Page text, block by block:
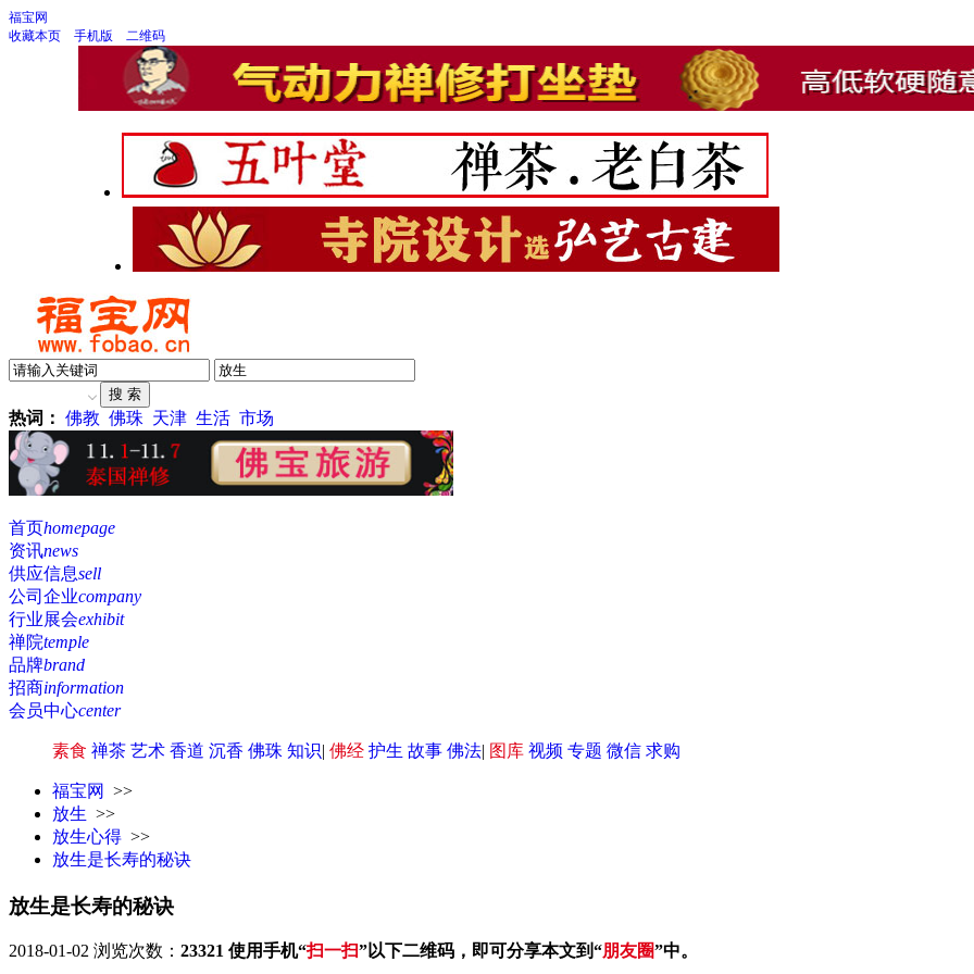
福宝网
收藏本页
手机版 二维码
热词： 佛教 佛珠 天津 生活 市场
首页homepage
资讯news
供应信息sell
公司企业company
行业展会exhibit
禅院temple
品牌brand
招商information
会员中心center
素食 禅茶 艺术 香道 沉香 佛珠 知识| 佛经 护生 故事 佛法| 图库 视频 专题 微信 求购
福宝网
>>
放生 >>
放生心得 >>
放生是长寿的秘诀
放生是长寿的秘诀
2018-01-02 浏览次数： 23321 使用手机“扫一扫”以下二维码，即可分享本文到“朋友圈”中。